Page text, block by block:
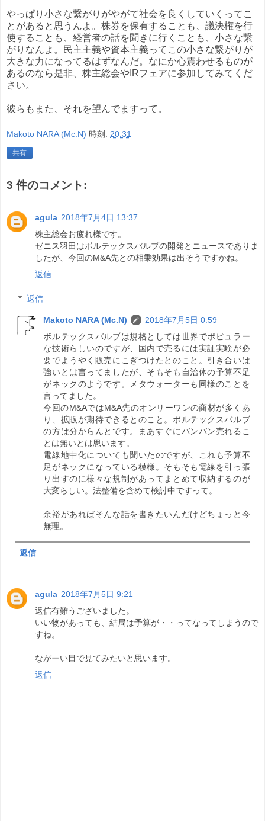
やっぱり小さな繋がりがやがて社会を良くしていくってこ
とがあると思うんよ。株券を保有することも、議決権を行
使することも、経営者の話を聞きに行くことも、小さな繋
がりなんよ。民主主義や資本主義ってこの小さな繋がりが
大きな力になってるはずなんだ。なにか心震わせるものが
あるのなら是非、株主総会やIRフェアに参加してみてくだ
さい。
彼らもまた、それを望んでますって。
Makoto NARA (Mc.N) 時刻: 20:31
共有
3 件のコメント:
agula 2018年7月4日 13:37
株主総会お疲れ様です。
ゼニス羽田はボルテックスバルブの開発とニュースでありま
したが、今回のM&A先との相乗効果は出そうですかね。
返信
返信
Makoto NARA (Mc.N)
2018年7月5日 0:59
ボルテックスバルブは規格としては世界でポピュラー
な技術らしいのですが、国内で売るには実証実験が必
要でようやく販売にこぎつけたとのこと。引き合いは
強いとは言ってましたが、そもそも自治体の予算不足
がネックのようです。メタウォーターも同様のことを
言ってました。
今回のM&AではM&A先のオンリーワンの商材が多くあ
り、拡販が期待できるとのこと。ボルテックスバルブ
の方は分からんとです。まあすぐにバンバン売れるこ
とは無いとは思います。
電線地中化についても聞いたのですが、これも予算不
足がネックになっている模様。そもそも電線を引っ張
り出すのに様々な規制があってまとめて収納するのが
大変らしい。法整備を含めて検討中ですって。
余裕があればそんな話を書きたいんだけどちょっと今
無理。
返信
agula 2018年7月5日 9:21
返信有難うございました。
いい物があっても、結局は予算が・・ってなってしまうので
すね。
ながーい目で見てみたいと思います。
返信